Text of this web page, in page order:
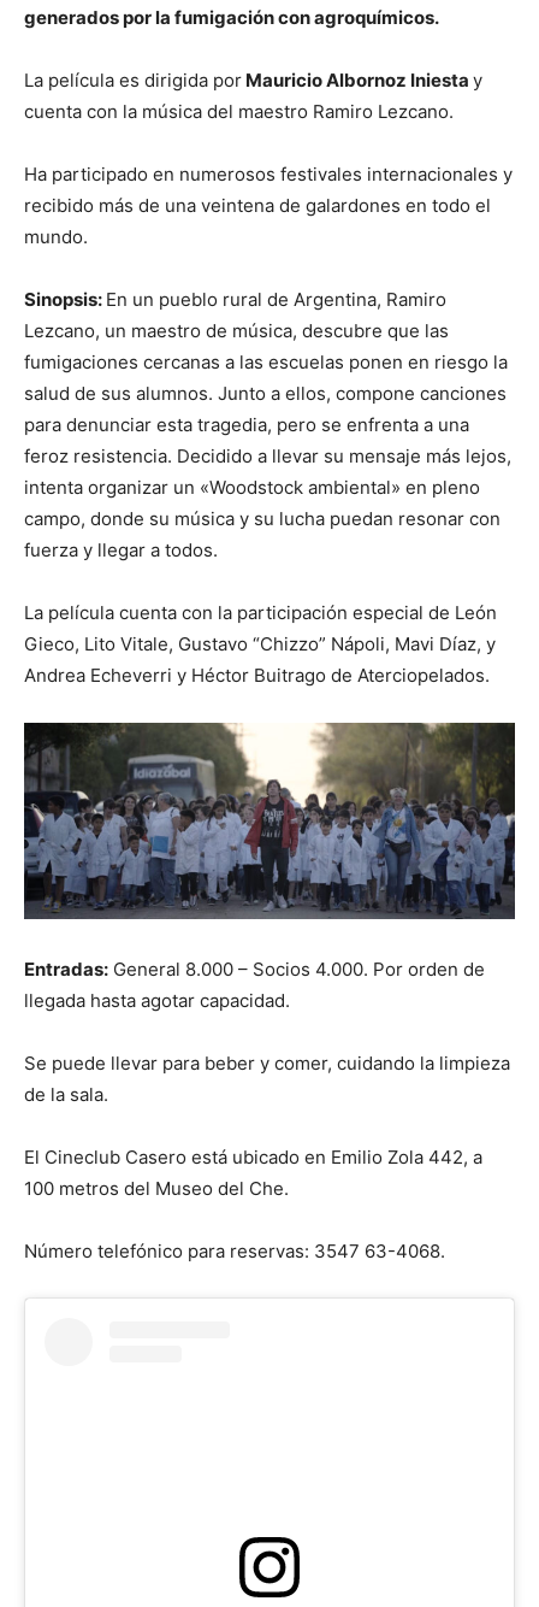
generados por la fumigación con agroquímicos.
La película es dirigida por Mauricio Albornoz Iniesta y
cuenta con la música del maestro Ramiro Lezcano.
Ha participado en numerosos festivales internacionales y
recibido más de una veintena de galardones en todo el
mundo.
Sinopsis: En un pueblo rural de Argentina, Ramiro
Lezcano, un maestro de música, descubre que las
fumigaciones cercanas a las escuelas ponen en riesgo la
salud de sus alumnos. Junto a ellos, compone canciones
para denunciar esta tragedia, pero se enfrenta a una
feroz resistencia. Decidido a llevar su mensaje más lejos,
intenta organizar un «Woodstock ambiental» en pleno
campo, donde su música y su lucha puedan resonar con
fuerza y llegar a todos.
La película cuenta con la participación especial de León
Gieco, Lito Vitale, Gustavo “Chizzo” Nápoli, Mavi Díaz, y
Andrea Echeverri y Héctor Buitrago de Aterciopelados.
Entradas: General 8.000 – Socios 4.000. Por orden de
llegada hasta agotar capacidad.
Se puede llevar para beber y comer, cuidando la limpieza
de la sala.
El Cineclub Casero está ubicado en Emilio Zola 442, a
100 metros del Museo del Che.
Número telefónico para reservas: 3547 63-4068.